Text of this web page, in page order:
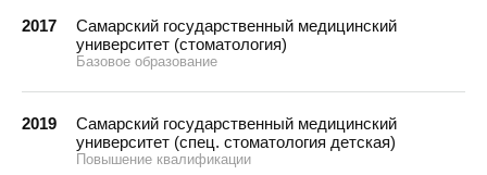
2017
Самарский государственный медицинский
университет (стоматология)
Базовое образование
2019
Самарский государственный медицинский
университет (спец. стоматология детская)
Повышение квалификации